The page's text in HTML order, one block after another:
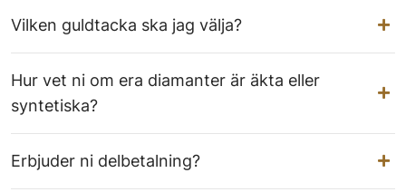
Vilken guldtacka ska jag välja?
Hur vet ni om era diamanter är äkta eller
syntetiska?
Erbjuder ni delbetalning?